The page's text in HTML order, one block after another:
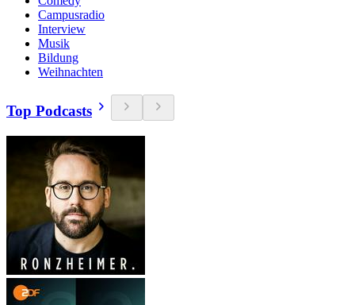
Campusradio
Interview
Musik
Bildung
Weihnachten
Top Podcasts